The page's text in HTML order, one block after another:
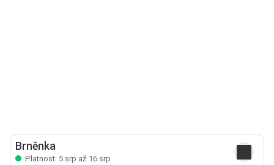
Brněnka
Platnost: 5 srp až 16 srp